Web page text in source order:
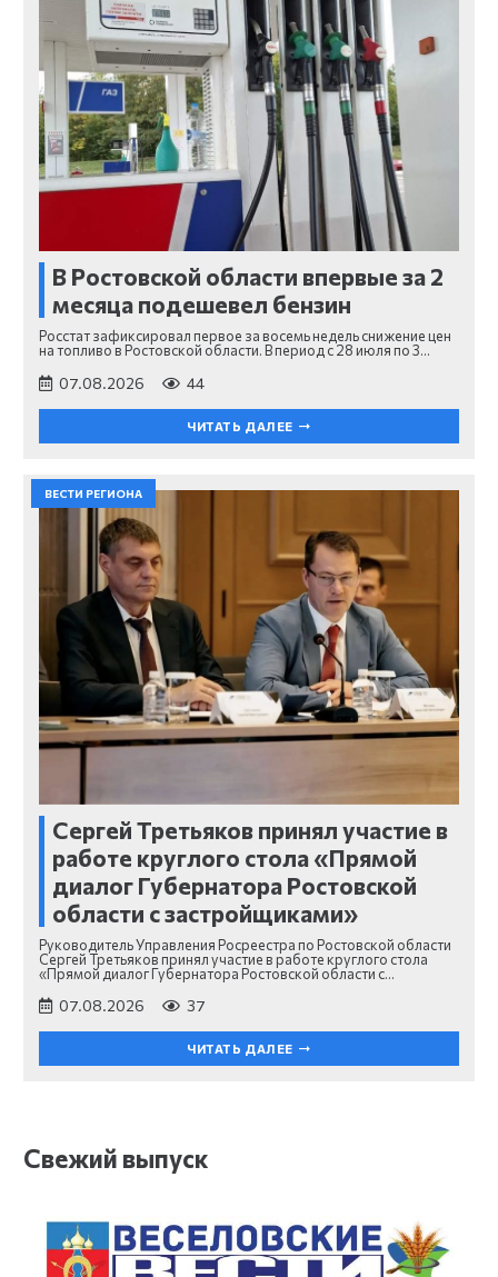
В Ростовской области впервые за 2
месяца подешевел бензин
Росстат зафиксировал первое за восемь недель снижение цен
на топливо в Ростовской области. В период с 28 июля по 3…
07.08.2026 44
ЧИТАТЬ ДАЛЕЕ
ВЕСТИ РЕГИОНА
Сергей Третьяков принял участие в
работе круглого стола «Прямой
диалог Губернатора Ростовской
области с застройщиками»
Руководитель Управления Росреестра по Ростовской области
Сергей Третьяков принял участие в работе круглого стола
«Прямой диалог Губернатора Ростовской области с…
07.08.2026 37
ЧИТАТЬ ДАЛЕЕ
Свежий выпуск